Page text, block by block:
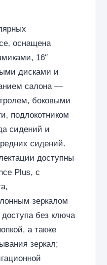
оснащена
16″
дисками и
салона —
боковыми
подлокотником
сидений и
сидений.
доступны
Plus, с
зеркалом
без ключа
а также
зеркал;